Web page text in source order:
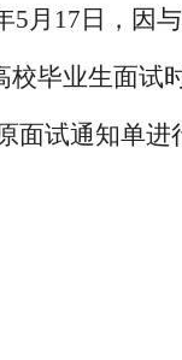
5月17日，因
校毕业生面试
面试通知单进